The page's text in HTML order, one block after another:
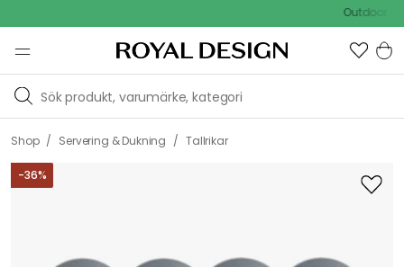
Outdoor Sale
Shop / Servering & Dukning / Tallrikar
-36%